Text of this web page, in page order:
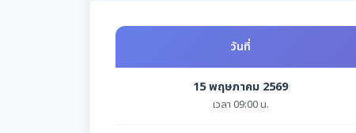
วันที่
15 พฤษภาคม 2569
เวลา 09:00 น.